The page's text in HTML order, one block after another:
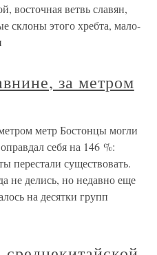
восточная ветвь славян,
склоны этого хребта, мало-
за метром
метр Бостонцы могли
себя на 146 %:
перестали существовать.
не делись, но недавно еще
на десятки групп